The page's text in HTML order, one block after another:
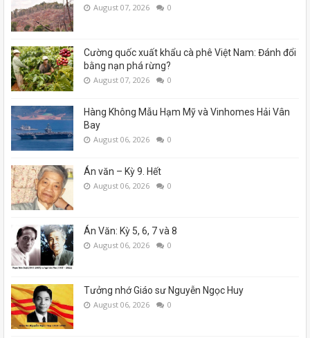
August 07, 2026 0
Cường quốc xuất khẩu cà phê Việt Nam: Đánh đổi
bằng nạn phá rừng?
August 07, 2026 0
Hàng Không Mẫu Hạm Mỹ và Vinhomes Hải Vân
Bay
August 06, 2026 0
Án văn – Kỳ 9. Hết
August 06, 2026 0
Án Văn: Kỳ 5, 6, 7 và 8
August 06, 2026 0
Tưởng nhớ Giáo sư Nguyễn Ngọc Huy
August 06, 2026 0